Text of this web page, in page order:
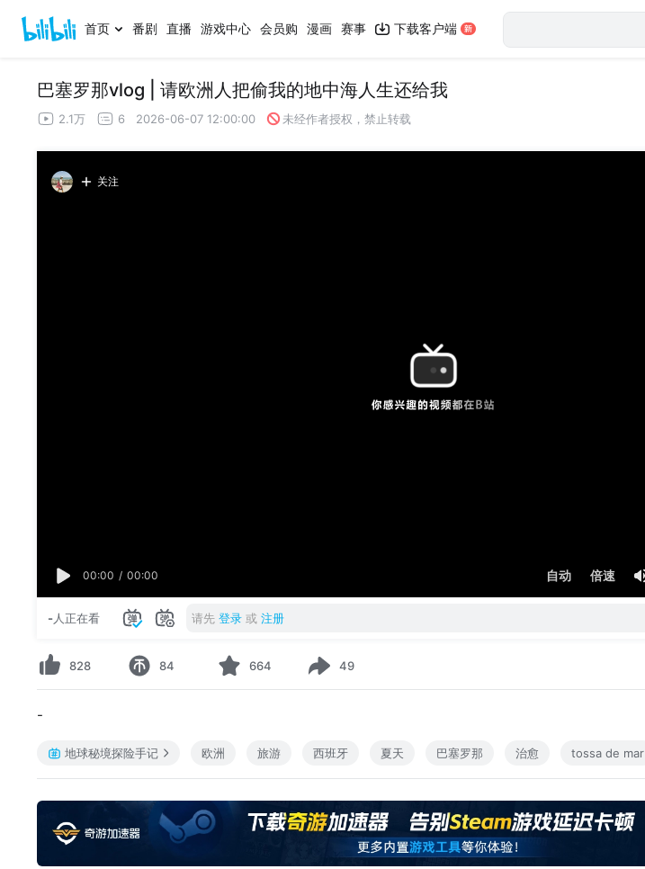
首页 番剧 直播 游戏中心 会员购 漫画 赛事 下载客户端
巴塞罗那vlog | 请欧洲人把偷我的地中海人生还给我
2.1万 6 2026-06-07 12:00:00 未经作者授权，禁止转载
关注
00:00 / 00:00 自动 倍速
-人正在看 请先 登录 或 注册
828 84 664 49
-
地球秘境探险手记 欧洲 旅游 西班牙 夏天 巴塞罗那 治愈 tossa de mar